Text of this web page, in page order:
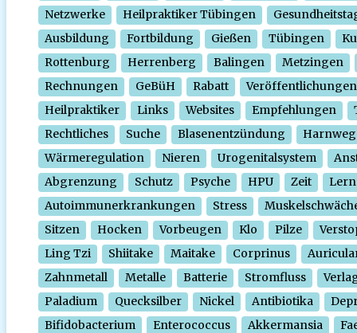
Netzwerke
Heilpraktiker Tübingen
Ausbildung
Fortbildung Gießen Tübingen
Rottenburg
Herrenberg Balingen
Metzingen
Rechnungen
GeBüH Rabatt
Veröffentlichungen
Heilpraktiker
Links Websites Empfehlungen
Rechtliches
Suche Blasenentzündung
Wärmeregulation
Nieren Urogenitalsystem
Abgrenzung
Schutz Psyche HPU Zeit
Autoimmunerkrankungen
Stress
Sitzen
Hocken Vorbeugen Klo Pilze
Ling Tzi
Shiitake Maitake Corprinus
Zahnmetall
Metalle Batterie Stromfluss
Paladium
Quecksilber Nickel Antibiotika
Bifidobacterium
Enterococcus Akkermansia